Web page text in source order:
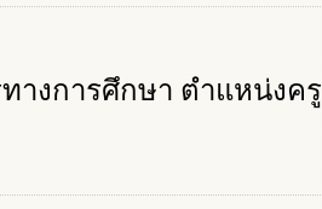
างการศึกษา ตำแหน่งครู